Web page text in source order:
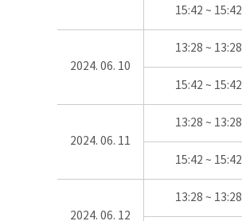
15:42 ~ 15:42
2024. 06. 10
13:28 ~ 13:28
15:42 ~ 15:42
2024. 06. 11
13:28 ~ 13:28
15:42 ~ 15:42
2024. 06. 12
13:28 ~ 13:28